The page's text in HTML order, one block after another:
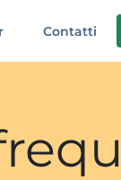
Contatti